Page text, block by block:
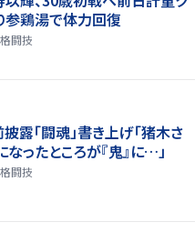
鶏湯で体力回復
闘技
露「闘魂」書き上げ「猪木さ
ったところが『鬼』に…」
闘技